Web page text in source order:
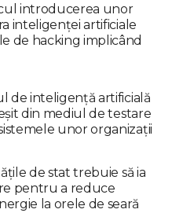
introducerea unor
inteligenţei artificiale
de hacking implicând
de inteligenţă artificială
din mediul de testare
unor organizaţii
de stat trebuie să ia
pentru a reduce
la orele de seară